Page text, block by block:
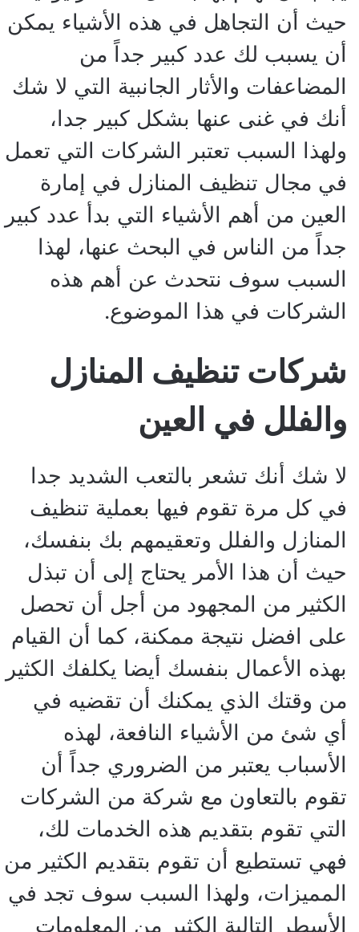
حيث أن التجاهل في هذه الأشياء يمكن
أن يسبب لك عدد كبير جداً من
المضاعفات والأثار الجانبية التي لا شك
أنك في غنى عنها بشكل كبير جدا،
ولهذا السبب تعتبر الشركات التي تعمل
في مجال تنظيف المنازل في إمارة
العين من أهم الأشياء التي بدأ عدد كبير
جداً من الناس في البحث عنها، لهذا
السبب سوف نتحدث عن أهم هذه
الشركات في هذا الموضوع.
شركات تنظيف المنازل
والفلل في العين
لا شك أنك تشعر بالتعب الشديد جدا
في كل مرة تقوم فيها بعملية تنظيف
المنازل والفلل وتعقيمهم بك بنفسك،
حيث أن هذا الأمر يحتاج إلى أن تبذل
الكثير من المجهود من أجل أن تحصل
على افضل نتيجة ممكنة، كما أن القيام
بهذه الأعمال بنفسك أيضا يكلفك الكثير
من وقتك الذي يمكنك أن تقضيه في
أي شئ من الأشياء النافعة، لهذه
الأسباب يعتبر من الضروري جداً أن
تقوم بالتعاون مع شركة من الشركات
التي تقوم بتقديم هذه الخدمات لك،
فهي تستطيع أن تقوم بتقديم الكثير من
المميزات، ولهذا السبب سوف تجد في
الأسطر التالية الكثير من المعلومات